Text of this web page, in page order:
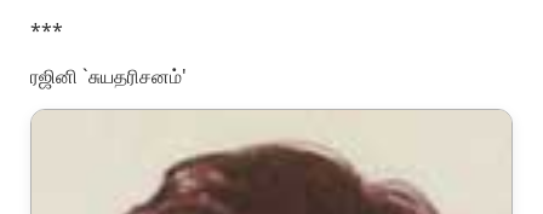
***
ரஜினி `சுயதரிசனம்'